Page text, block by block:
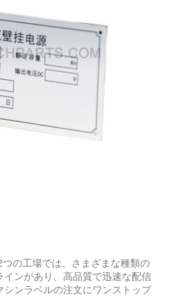
の工場では、さまざまな種類の
ンがあり、高品質で迅速な配信
ンラベルの注文にワンストップ